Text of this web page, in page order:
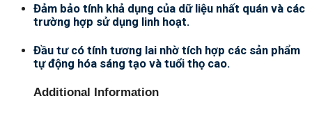
Đảm bảo tính khả dụng của dữ liệu nhất quán và các
trường hợp sử dụng linh hoạt.
Đầu tư có tính tương lai nhờ tích hợp các sản phẩm
tự động hóa sáng tạo và tuổi thọ cao.
Additional Information